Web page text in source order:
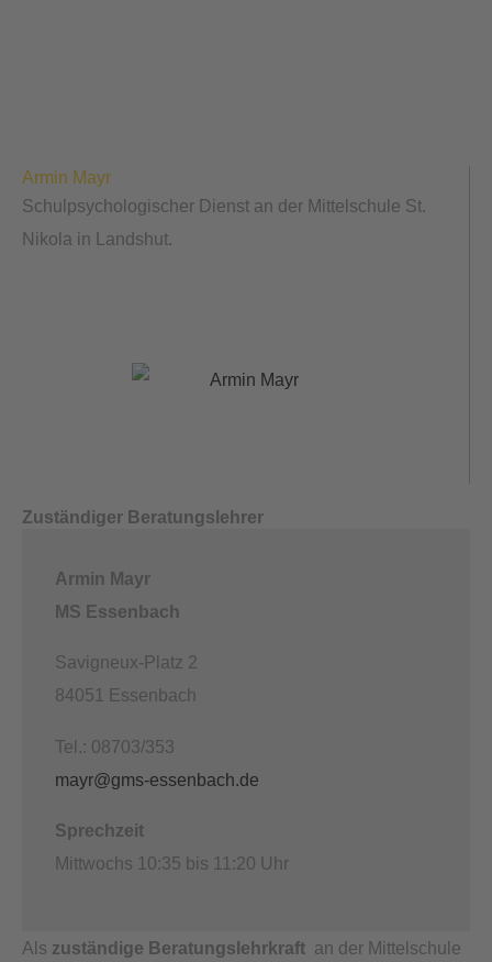
Armin Mayr
Schulpsychologischer Dienst an der Mittelschule St.
Nikola in Landshut.
Zuständiger Beratungslehrer
Armin Mayr
MS Essenbach
Savigneux-Platz 2
84051 Essenbach
Tel.: 08703/353
mayr@gms-essenbach.de
Sprechzeit
Mittwochs 10:35 bis 11:20 Uhr
Als zuständige Beratungslehrkraft an der Mittelschule